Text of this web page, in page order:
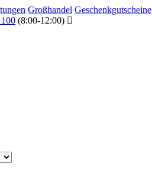
Großhandel Geschenkgutscheine
(8:00-12:00)